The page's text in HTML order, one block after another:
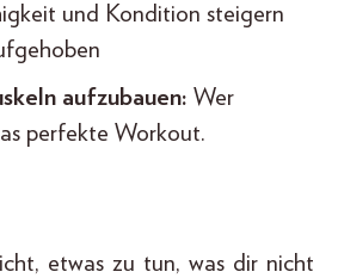
und Kondition steigern
aufzubauen: Wer
perfekte Workout.
etwas zu tun, was dir nicht